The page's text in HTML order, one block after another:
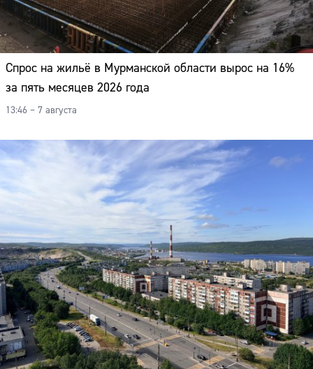
Спрос на жильё в Мурманской области вырос на 16%
за пять месяцев 2026 года
13:46 – 7 августа